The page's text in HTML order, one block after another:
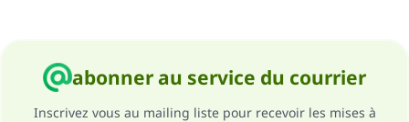
abonner au service du courrier
Inscrivez vous au mailing liste pour recevoir les mises à